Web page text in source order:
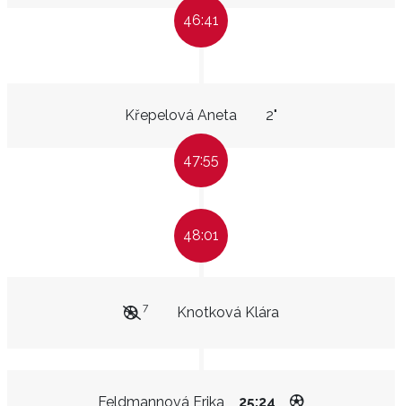
46:41
Křepelová Aneta 2"
47:55
48:01
Knotková Klára
7
Feldmannová Erika 25:24